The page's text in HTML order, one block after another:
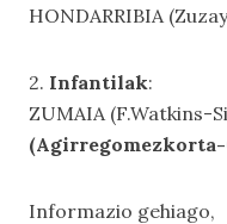
HONDARRIBIA
2. Infantilak:
ZUMAIA (F.Watkins-
Informazio gehiago,